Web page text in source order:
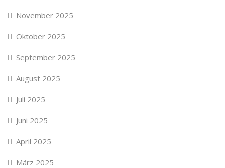
November 2025
Oktober 2025
September 2025
August 2025
Juli 2025
Juni 2025
April 2025
März 2025